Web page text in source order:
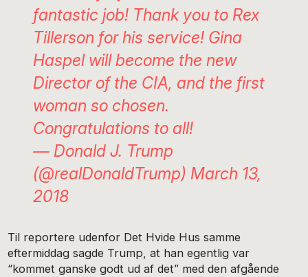
fantastic job! Thank you to Rex
Tillerson for his service! Gina
Haspel will become the new
Director of the CIA, and the first
woman so chosen.
Congratulations to all!
— Donald J. Trump
(@realDonaldTrump) March 13,
2018
Til reportere udenfor Det Hvide Hus samme
eftermiddag sagde Trump, at han egentlig var
“kommet ganske godt ud af det” med den afgående